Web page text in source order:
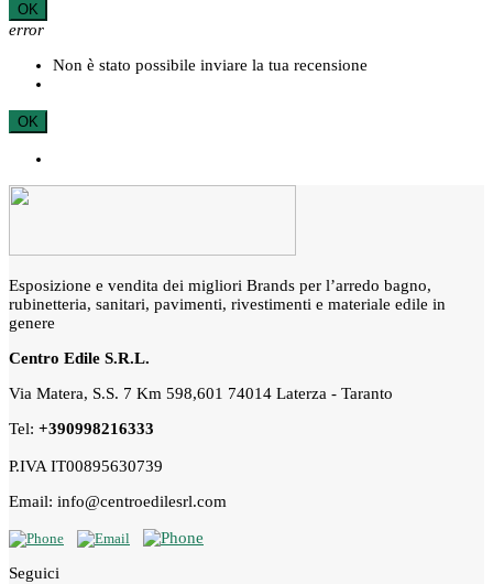
OK
error
Non è stato possibile inviare la tua recensione
OK
Esposizione e vendita dei migliori Brands per l’arredo bagno,
rubinetteria, sanitari, pavimenti, rivestimenti e materiale edile in
genere
Centro Edile S.R.L.
Via Matera, S.S. 7 Km 598,601 74014 Laterza - Taranto
Tel: +390998216333
P.IVA IT00895630739
Email: info@centroedilesrl.com
Seguici